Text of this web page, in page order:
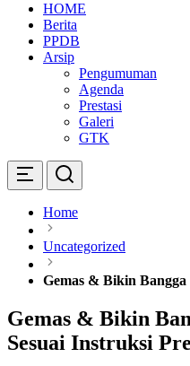
SMP KARTINI 1 BATAM
Sekolah Menegah Pertama Satu
HOME
Berita
PPDB
Arsip
Pengumuman
Agenda
Prestasi
Galeri
GTK
Home
Uncategorized
Gemas & Bikin
Gemas & Bikin
Sesuai Instruksi